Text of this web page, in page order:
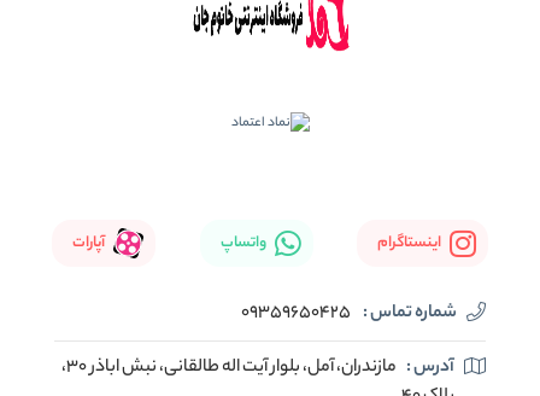
اینستاگرام واتساپ آپارات
شماره تماس : 09359650425
آدرس :
مازندران، آمل، بلوار آیت اله طالقانی، نبش اباذر 30،